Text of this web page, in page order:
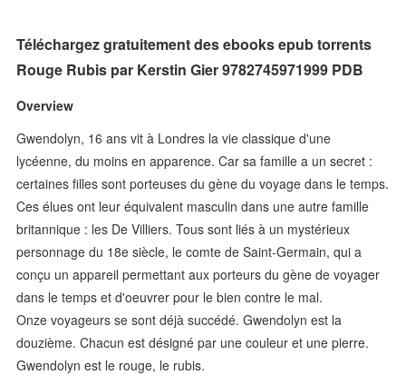
Téléchargez gratuitement des ebooks epub torrents
Rouge Rubis par Kerstin Gier 9782745971999 PDB
Overview
Gwendolyn, 16 ans vit à Londres la vie classique d'une
lycéenne, du moins en apparence. Car sa famille a un secret :
certaines filles sont porteuses du gène du voyage dans le temps.
Ces élues ont leur équivalent masculin dans une autre famille
britannique : les De Villiers. Tous sont liés à un mystérieux
personnage du 18e siècle, le comte de Saint-Germain, qui a
conçu un appareil permettant aux porteurs du gène de voyager
dans le temps et d'oeuvrer pour le bien contre le mal.
Onze voyageurs se sont déjà succédé. Gwendolyn est la
douzième. Chacun est désigné par une couleur et une pierre.
Gwendolyn est le rouge, le rubis.